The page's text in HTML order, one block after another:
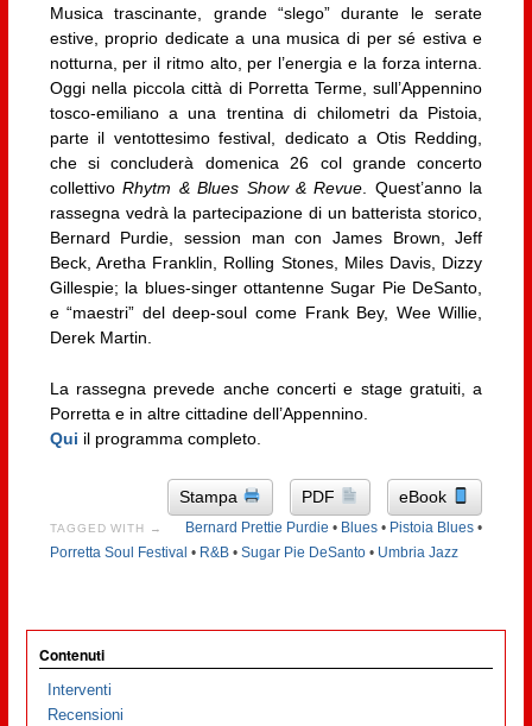
Musica trascinante, grande “slego” durante le serate
estive, proprio dedicate a una musica di per sé estiva e
notturna, per il ritmo alto, per l’energia e la forza interna.
Oggi nella piccola città di Porretta Terme, sull’Appennino
tosco-emiliano a una trentina di chilometri da Pistoia,
parte il ventottesimo festival, dedicato a Otis Redding,
che si concluderà domenica 26 col grande concerto
collettivoRhytm & Blues Show & Revue . Quest’anno la
rassegna vedrà la partecipazione di un batterista storico,
Bernard Purdie, session man con James Brown, Jeff
Beck, Aretha Franklin, Rolling Stones, Miles Davis, Dizzy
Gillespie; la blues-singer ottantenne Sugar Pie DeSanto,
e “maestri” del deep-soul come Frank Bey, Wee Willie,
Derek Martin.
La rassegna prevede anche concerti e stage gratuiti, a
Porretta e in altre cittadine dell’Appennino.
Qui il programma completo.
Stampa PDF eBook
TAGGED WITH → Bernard Prettie Purdie • Blues • Pistoia Blues •
Porretta Soul Festival • R&B• Sugar Pie DeSanto• Umbria Jazz
Contenuti
Interventi
Recensioni